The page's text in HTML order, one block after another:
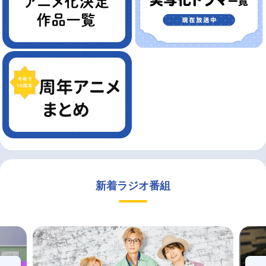
新着ラジオ番組